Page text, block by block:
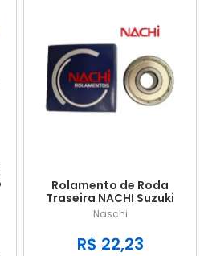
Rolamento de Roda
Traseira NACHI Suzuki
GN 125 Intruder / Yes 125
Naschi
R$ 22,23